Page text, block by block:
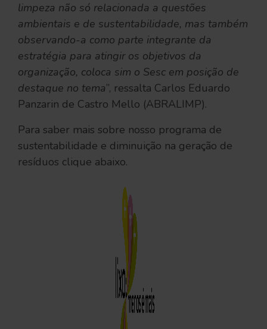
limpeza não só relacionada a questões
ambientais e de sustentabilidade, mas também
observando-a como parte integrante da
estratégia para atingir os objetivos da
organização, coloca sim o Sesc em posição de
destaque no tema”, ressalta Carlos Eduardo
Panzarin de Castro Mello (ABRALIMP).
Para saber mais sobre nosso programa de
sustentabilidade e diminuição na geração de
resíduos clique abaixo.